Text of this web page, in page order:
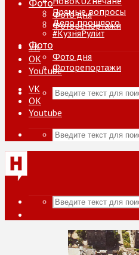
Фото
Фото дня
Фоторепортажи
VK
ОК
Youtube
Прямые вопросы
Дело прошлого
#КузняРулит
Фото
Фото дня
Фоторепортажи
VK
ОК
Youtube